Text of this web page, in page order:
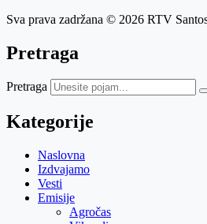
Sva prava zadržana © 2026 RTV
Pretraga
Pretraga
Kategorije
Naslovna
Izdvajamo
Vesti
Emisije
Agročas